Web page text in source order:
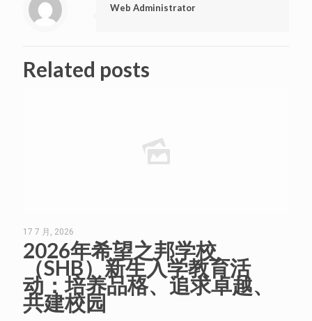
Web Administrator
Related posts
17 7 月, 2026
2026年希望之邦学校
（SHB）新生入学教育活
动：培养品格、追求卓越、
共建校园